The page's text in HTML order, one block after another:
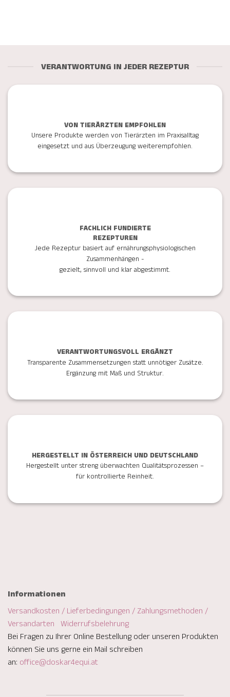
VERANTWORTUNG IN JEDER REZEPTUR
VON TIERÄRZTEN EMPFOHLEN
Unsere Produkte werden von Tierärzten im Praxisalltag
eingesetzt und aus Überzeugung weiterempfohlen.
FACHLICH FUNDIERTE
REZEPTUREN
Jede Rezeptur basiert auf ernährungsphysiologischen
Zusammenhängen -
gezielt, sinnvoll und klar abgestimmt.
VERANTWORTUNGSVOLL ERGÄNZT
Transparente Zusammensetzungen statt unnötiger Zusätze.
Ergänzung mit Maß und Struktur.
HERGESTELLT IN ÖSTERREICH UND DEUTSCHLAND
Hergestellt unter streng überwachten Qualitätsprozessen –
für kontrollierte Reinheit.
Informationen
Versandkosten / Lieferbedingungen / Zahlungsmethoden /
Versandarten Widerrufsbelehrung
Bei Fragen zu Ihrer Online Bestellung oder unseren Produkten
können Sie uns gerne ein Mail schreiben
an: office@doskar4equi.at